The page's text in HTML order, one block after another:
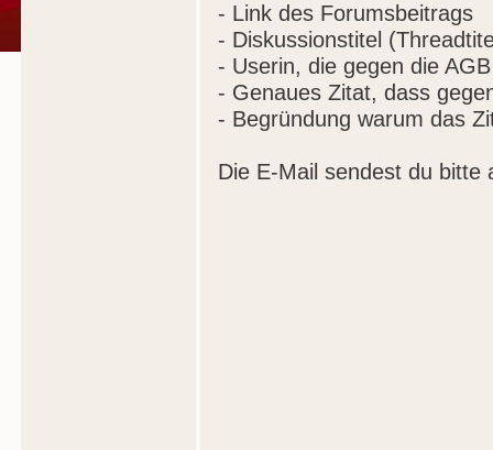
- Link des Forumsbeitrags
- Diskussionstitel
- Userin, die gegen die
- Genaues Zitat, dass
- Begründung warum das
Die E-Mail sendest du bitte